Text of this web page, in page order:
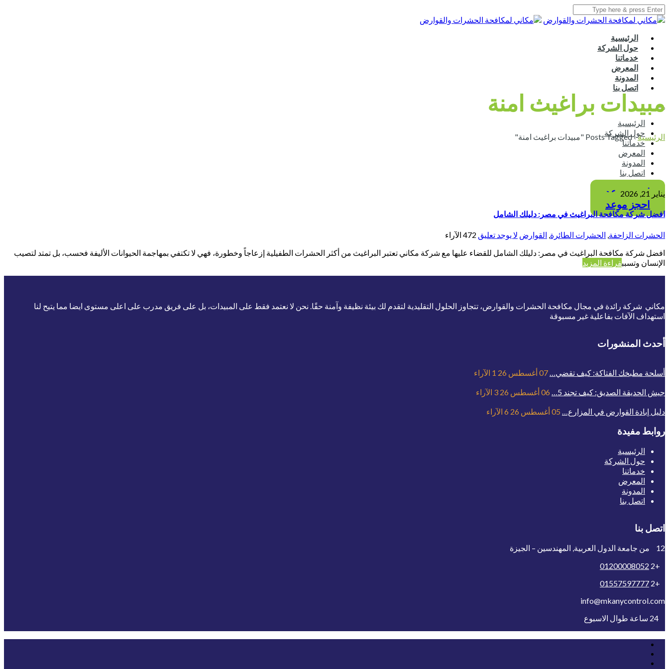
الرئيسية
حول الشركة
خدماتنا
المعرض
المدونة
اتصل بنا
الرئيسية
حول الشركة
خدماتنا
المعرض
المدونة
اتصل بنا
احجز موعد
احجز موعد
مبيدات براغيث امنة
الرئيسية›Posts Tagged "مبيدات براغيث امنة"
يناير 21, 2026
افضل شركة مكافحة البراغيث في مصر: دليلك الشامل
الحشرات الزاحفة الحشرات الطائرة القوارض لا يوجد تعليق 472 الآراء
افضل شركة مكافحة البراغيث في مصر: دليلك الشامل للقضاء عليها مع شركة مكاني تعتبر البراغيث من أكثر الحشرات الطفيلية إزعاجاً وخطورة، فهي لا تكتفي بمهاجمة الحيوانات الأليفة فحسب، بل تمتد لتصيب
الإنسان وتسببقراءة المزيد
مكاني شركة رائدة في مجال مكافحة الحشرات والقوارض، تتجاوز الحلول التقليدية لتقدم لك بيئة نظيفة وآمنة حقًا. نحن لا نعتمد فقط على المبيدات، بل على فريق مدرب على اعلى مستوى ايضا مما يتيح لنا
استهداف الآفات بفاعلية غير مسبوقة
أحدث المنشورات
أسلحة مطبخك الفتاكة: كيف تقضي…07 أغسطس 26 1 الآراء
جيش الحديقة الصديق: كيف تجند 5… 06 أغسطس 26 3 الآراء
دليل إبادة القوارض في المزارع… 05 أغسطس 26 6 الآراء
روابط مفيدة
الرئيسية
حول الشركة
خدماتنا
المعرض
المدونة
اتصل بنا
اتصل بنا
12 من جامعة الدول العربية, المهندسين – الجيزة
+2
01200008052
+2
01557597777
info@mkanycontrol.com